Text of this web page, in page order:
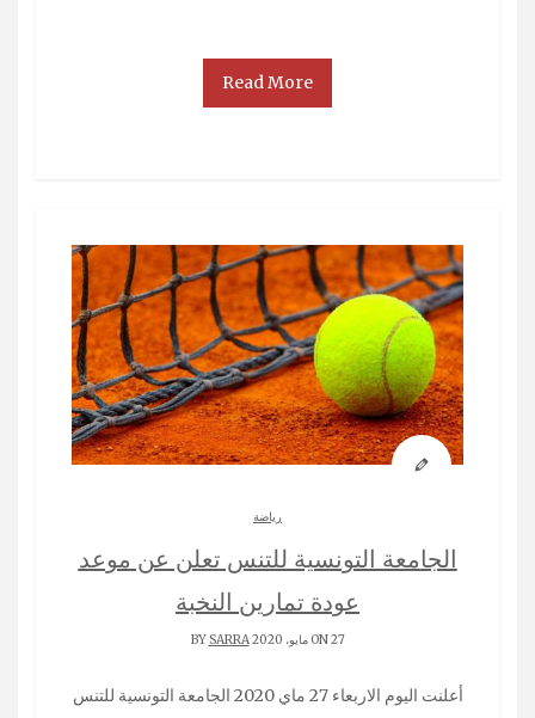
Read More
رياضة
الجامعة التونسية للتنس تعلن عن موعد
عودة تمارين النخبة
ON 27 مايو، 2020 BY SARRA
أعلنت اليوم الاربعاء 27 ماي 2020 الجامعة التونسية للتنس